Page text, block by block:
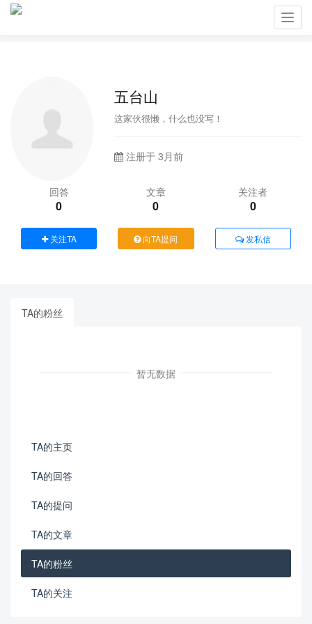
五台山
这家伙很懒，什么也没写！
注册于 3月前
回答
0
文章
0
关注者
0
关注TA 向TA提问 发私信
TA的粉丝
暂无数据
TA的主页
TA的回答
TA的提问
TA的文章
TA的粉丝
TA的关注